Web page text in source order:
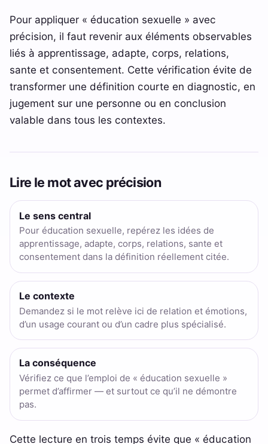
Pour appliquer « éducation sexuelle » avec
précision, il faut revenir aux éléments observables
liés à apprentissage, adapte, corps, relations,
sante et consentement. Cette vérification évite de
transformer une définition courte en diagnostic, en
jugement sur une personne ou en conclusion
valable dans tous les contextes.
Lire le mot avec précision
Le sens central
Pour éducation sexuelle, repérez les idées de
apprentissage, adapte, corps, relations, sante et
consentement dans la définition réellement citée.
Le contexte
Demandez si le mot relève ici de relation et émotions,
d’un usage courant ou d’un cadre plus spécialisé.
La conséquence
Vérifiez ce que l’emploi de « éducation sexuelle »
permet d’affirmer — et surtout ce qu’il ne démontre
pas.
Cette lecture en trois temps évite que « éducation